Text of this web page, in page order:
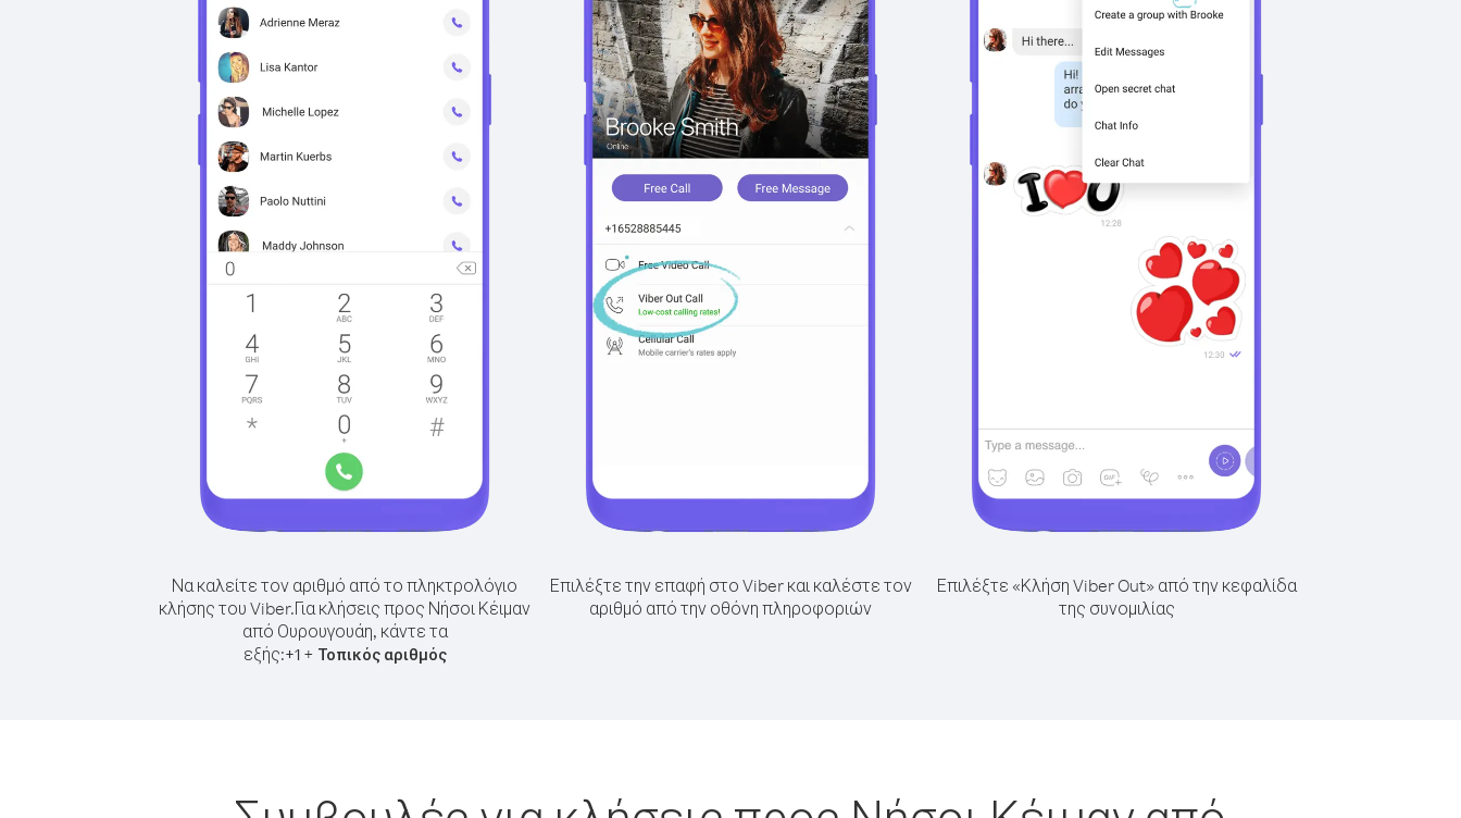
Να καλείτε τον αριθμό από το πληκτρολόγιο
κλήσης του Viber.Για κλήσεις προς Νήσοι Κέιμαν
από Ουρουγουάη, κάντε τα
εξής:+1+ Τοπικός αριθμός
Επιλέξτε την επαφή στο Viber και καλέστε τον
αριθμό από την οθόνη πληροφοριών
Επιλέξτε «Κλήση Viber Out» από την κεφαλίδα
της συνομιλίας